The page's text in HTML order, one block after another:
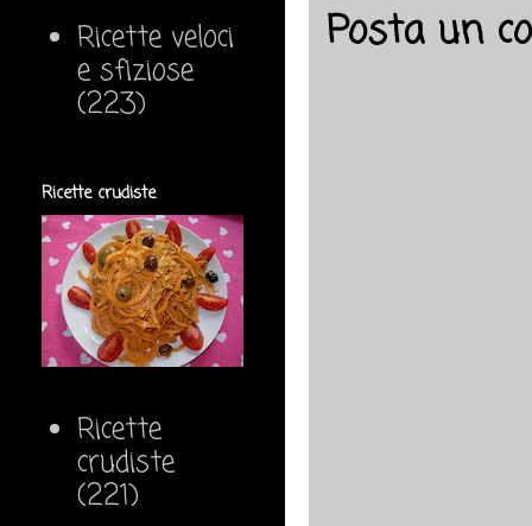
Posta un
Ricette veloci
e sfiziose
(223)
Ricette crudiste
Ricette
crudiste
(221)